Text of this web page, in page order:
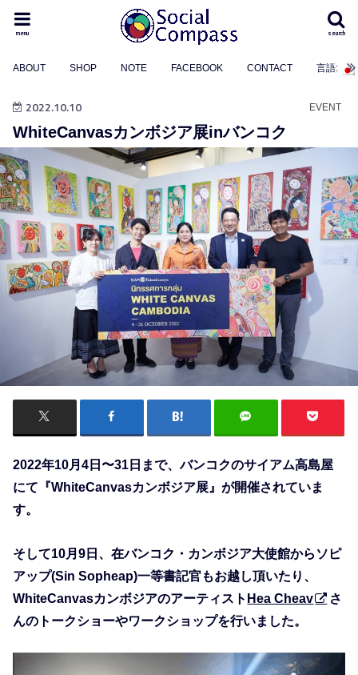
search
menu
ABOUT SHOP NOTE FACEBOOK CONTACT 言語:
EVENT
2022.10.10
WhiteCanvasカンボジア展inバンコク
2022年10月4日〜31日まで、バンコクのサイアム高島屋
にて『WhiteCanvasカンボジア展』が開催されていま
す。
そして10月9日、在バンコク・カンボジア大使館からソピ
アップ(Sin Sopheap)一等書記官もお越し頂いたり、
WhiteCanvasカンボジアのアーティスト Hea Cheav
さ
んのトークショーやワークショップを行いました。